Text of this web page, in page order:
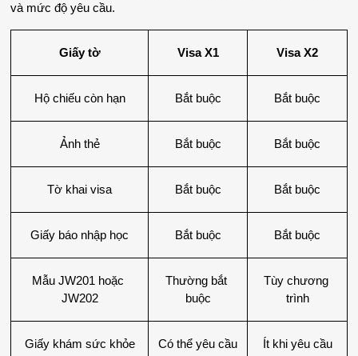
và mức độ yêu cầu.
Giấy tờ Visa X1 Visa X2
Hộ chiếu còn hạn Bắt buộc Bắt buộc
Ảnh thẻ Bắt buộc Bắt buộc
Tờ khai visa Bắt buộc Bắt buộc
Giấy báo nhập học Bắt buộc Bắt buộc
Mẫu JW201 hoặc
JW202
Thường bắt
buộc
Tùy chương
trình
Giấy khám sức khỏe Có thể yêu cầu Ít khi yêu cầu